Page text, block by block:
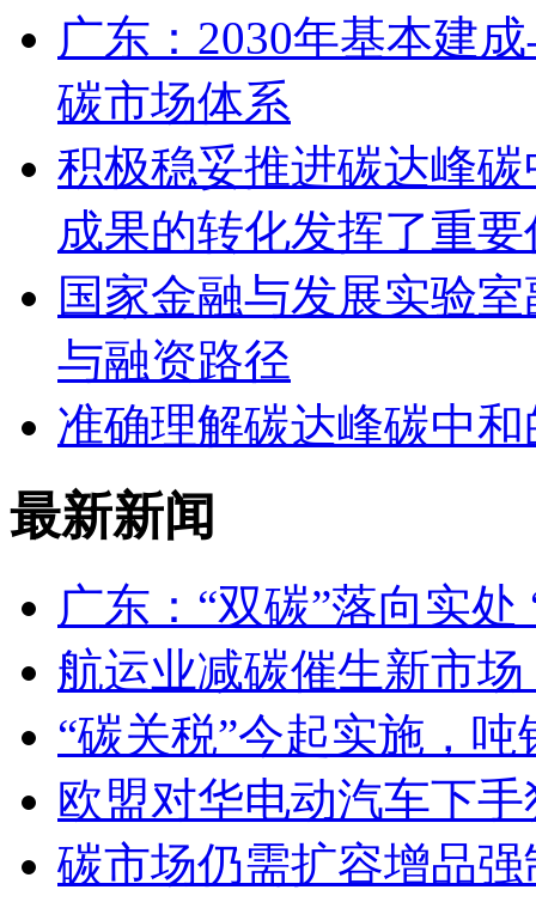
广东：2030年基本建
碳市场体系
积极稳妥推进碳达峰
成果的转化发挥了重
国家金融与发展实验
与融资路径
准确理解碳达峰碳中
最新新闻
广东：“双碳”落向实处
航运业减碳催生新市
“碳关税”今起实施，
欧盟对华电动汽车下
碳市场仍需扩容增品强